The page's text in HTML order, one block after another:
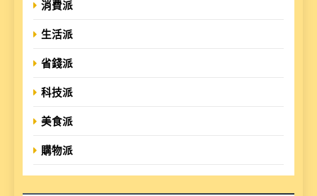
消費派
生活派
省錢派
科技派
美食派
購物派